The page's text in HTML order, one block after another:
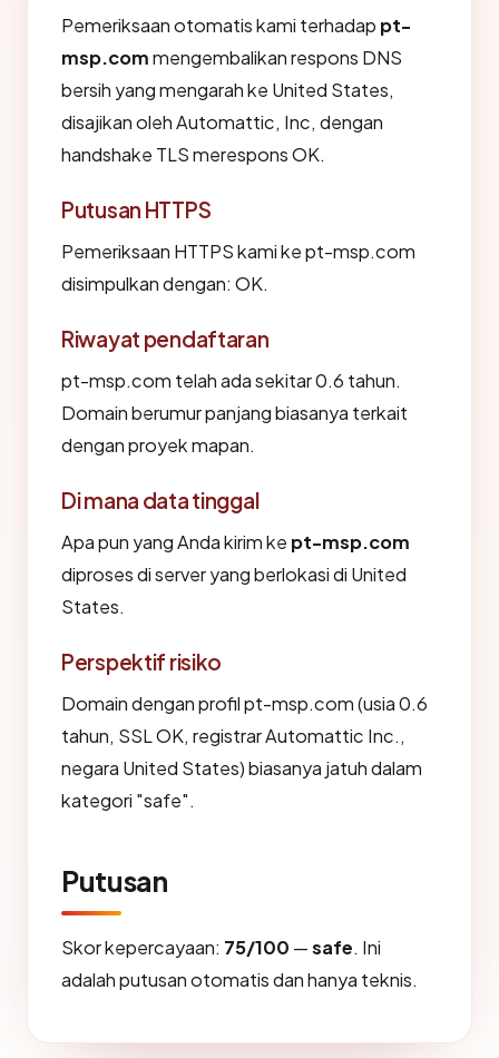
Pemeriksaan otomatis kami terhadap pt-
msp.commengembalikan respons DNS
bersih yang mengarah ke United States,
disajikan oleh Automattic, Inc, dengan
handshake TLS merespons OK.
Putusan HTTPS
Pemeriksaan HTTPS kami ke pt-msp.com
disimpulkan dengan: OK.
Riwayat pendaftaran
pt-msp.com telah ada sekitar 0.6 tahun.
Domain berumur panjang biasanya terkait
dengan proyek mapan.
Di mana data tinggal
Apa pun yang Anda kirim ke pt-msp.com
diproses di server yang berlokasi di United
States.
Perspektif risiko
Domain dengan profil pt-msp.com (usia 0.6
tahun, SSL OK, registrar Automattic Inc.,
negara United States) biasanya jatuh dalam
kategori "safe".
Putusan
Skor kepercayaan: 75/100 —safe. Ini
adalah putusan otomatis dan hanya teknis.